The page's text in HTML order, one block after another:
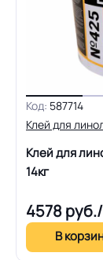
Устойчивость
Защитный слой
размеров
Коэффициент
Срок службы
Код: 587714
Клей для
Клей для
14кг
4578
В